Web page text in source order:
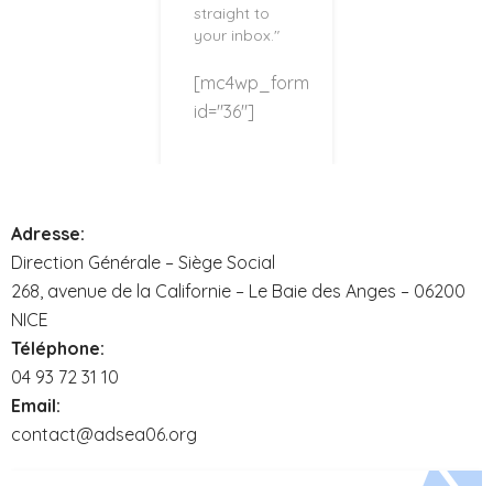
straight to
your inbox."
[mc4wp_form
id="36"]
Adresse:
Direction Générale – Siège Social
268, avenue de la Californie – Le Baie des Anges – 06200
NICE
Téléphone:
04 93 72 31 10
Email:
contact@adsea06.org